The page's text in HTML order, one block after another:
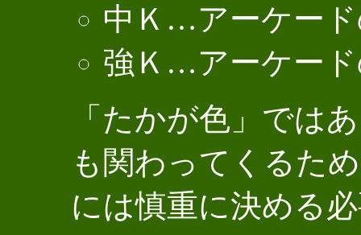
中Ｋ…アーケー
強Ｋ…アーケー
「たかが色」では
も関わってくるた
には慎重に決める